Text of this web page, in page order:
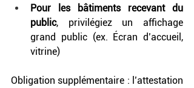
Pour les bâtiments recevant du
public, privilégiez un affichage
grand public (ex. Écran d’accueil,
vitrine)
Obligation supplémentaire : l’attestation